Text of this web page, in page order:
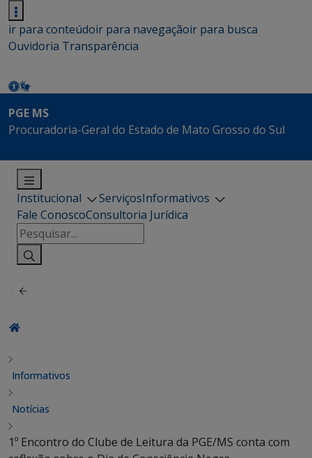
ir para conteúdoir para navegaçãoir para busca
Ouvidoria Transparência
PGE MS
Procuradoria-Geral do Estado de Mato Grosso do Sul
Institucional ServiçosInformativos
Fale ConoscoConsultoria Jurídica
Pesquisar
por:
Informativos
Notícias
1º Encontro do Clube de Leitura da PGE/MS conta com